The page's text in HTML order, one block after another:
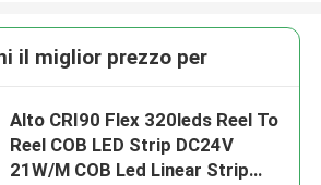
il miglior prezzo per
Alto CRI90 Flex 320leds Reel To
Reel COB LED Strip DC24V
21W/M COB Led Linear Strip